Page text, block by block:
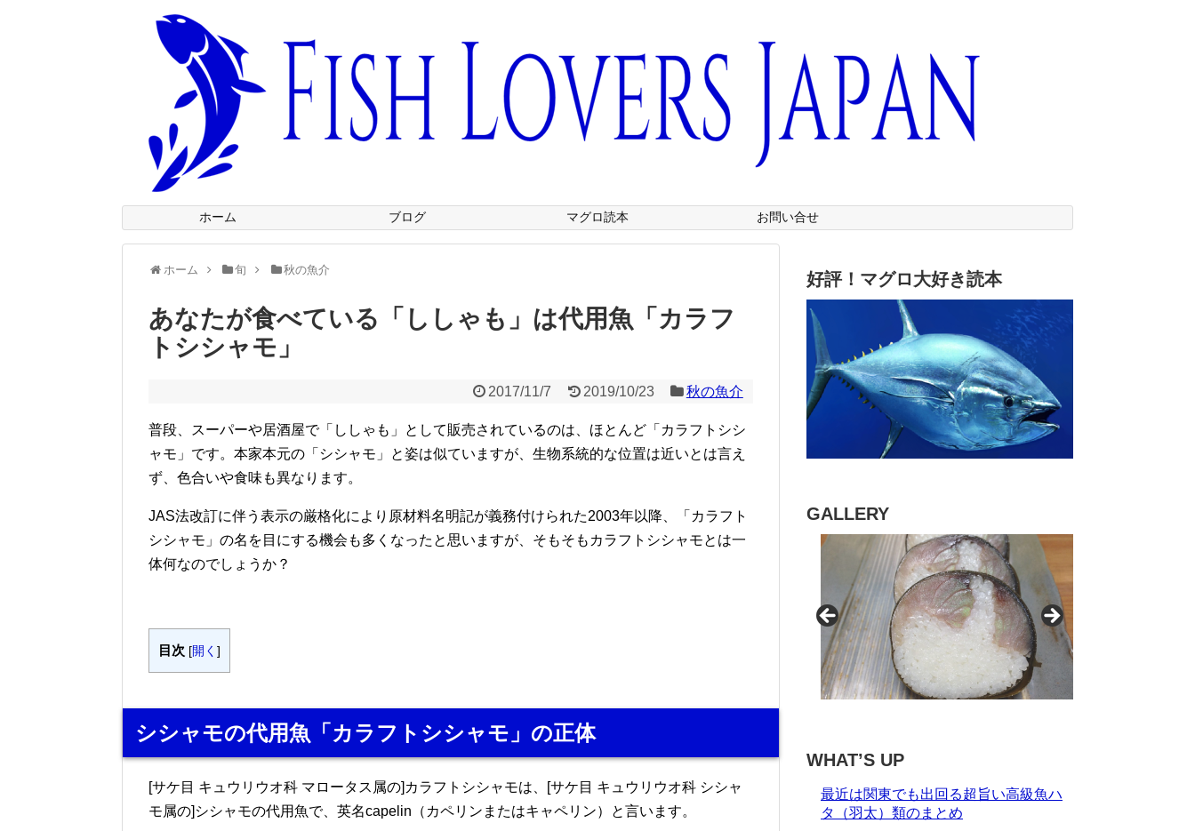
ホーム ブログ マグロ読本 お問い合せ
ホーム 旬 秋の魚介
あなたが食べている「ししゃも」は代用魚「カラフ
トシシャモ」
2017/11/7 2019/10/23 秋の魚介
普段、スーパーや居酒屋で「ししゃも」として販売されているのは、ほとんど「カラフトシシ
ャモ」です。本家本元の「シシャモ」と姿は似ていますが、生物系統的な位置は近いとは言え
ず、色合いや食味も異なります。
JAS法改訂に伴う表示の厳格化により原材料名明記が義務付けられた2003年以降、「カラフト
シシャモ」の名を目にする機会も多くなったと思いますが、そもそもカラフトシシャモとは一
体何なのでしょうか？
目次 [開く ]
シシャモの代用魚「カラフトシシャモ」の正体
[サケ目 キュウリウオ科 マロータス属の]カラフトシシャモは、[サケ目 キュウリウオ科 シシャ
モ属の]シシャモの代用魚で、英名capelin（カペリンまたはキャペリン）と言います。
好評！マグロ大好き読本
GALLERY
WHAT’S UP
最近は関東でも出回る超旨い高級魚ハ
タ（羽太）類のまとめ